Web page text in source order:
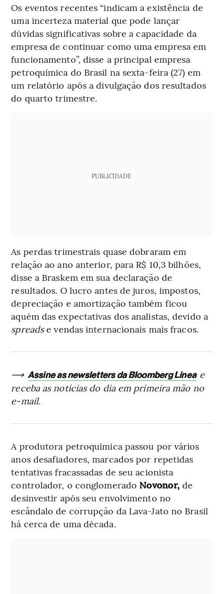
Os eventos recentes “indicam a existência de
uma incerteza material que pode lançar
dúvidas significativas sobre a capacidade da
empresa de continuar como uma empresa em
funcionamento”, disse a principal empresa
petroquímica do Brasil na sexta-feira (27) em
um relatório após a divulgação dos resultados
do quarto trimestre.
PUBLICIDADE
As perdas trimestrais quase dobraram em
relação ao ano anterior, para R$ 10,3 bilhões,
disse a Braskem em sua declaração de
resultados. O lucro antes de juros, impostos,
depreciação e amortização também ficou
aquém das expectativas dos analistas, devido a
spreadse vendas internacionais mais fracos.
⟶ Assine as newsletters da Bloomberg Línea e
receba as notícias do dia em primeira mão no
e-mail.
A produtora petroquímica passou por vários
anos desafiadores, marcados por repetidas
tentativas fracassadas de seu acionista
controlador, o conglomerado Novonor, de
desinvestir após seu envolvimento no
escândalo de corrupção da Lava-Jato no Brasil
há cerca de uma década.